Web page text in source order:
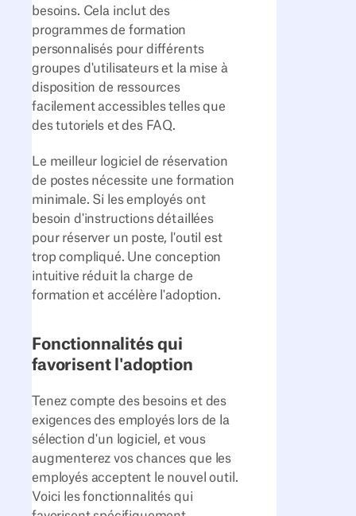
besoins. Cela inclut des
programmes de formation
personnalisés pour différents
groupes d'utilisateurs et la mise à
disposition de ressources
facilement accessibles telles que
des tutoriels et des FAQ.
Le meilleur logiciel de réservation
de postes nécessite une formation
minimale. Si les employés ont
besoin d'instructions détaillées
pour réserver un poste, l'outil est
trop compliqué. Une conception
intuitive réduit la charge de
formation et accélère l'adoption.
Fonctionnalités qui
favorisent l'adoption
Tenez compte des besoins et des
exigences des employés lors de la
sélection d'un logiciel, et vous
augmenterez vos chances que les
employés acceptent le nouvel outil.
Voici les fonctionnalités qui